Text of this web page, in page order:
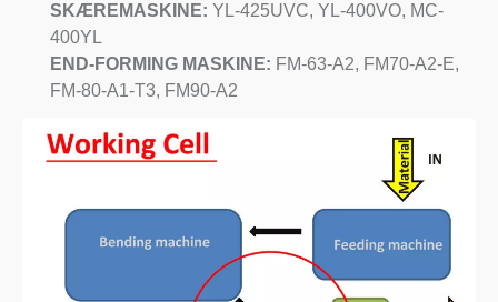
SKÆREMASKINE: YL-425UVC, YL-400VO, MC-
400YL
END-FORMING MASKINE: FM-63-A2, FM70-A2-E,
FM-80-A1-T3, FM90-A2